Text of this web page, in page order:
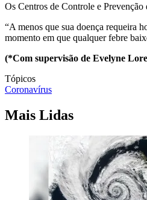
Os Centros de Controle e
“A menos que sua doença requeira
momento em que qualquer febre
(*Com supervisão de Evelyne
Tópicos
Coronavírus
Mais Lidas